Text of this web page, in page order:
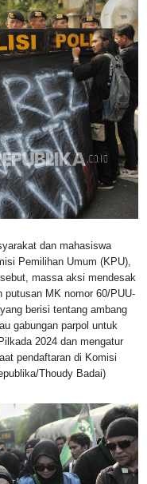
dan mahasiswa
Pemilihan Umum (KPU),
massa aksi mendesak
putusan MK nomor 60/PUU-
berisi tentang ambang
gabungan parpol untuk
2024 dan mengatur
pendaftaran di Komisi
Thoudy Badai)